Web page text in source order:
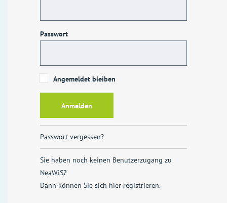
Passwort
Angemeldet bleiben
Passwort vergessen?
Sie haben noch keinen Benutzerzugang zu
NeaWiS?
Dann können Sie sich hier registrieren.